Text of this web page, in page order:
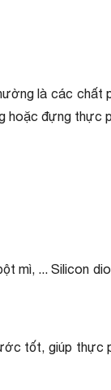
là các chất
hoặc đựng thực
mì, ... Silicon
tốt, giúp thực